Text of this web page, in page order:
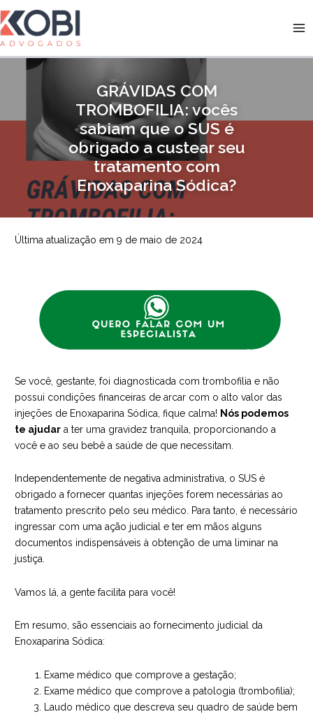
para
o
conteúdo
GRÁVIDAS COM
TROMBOFILIA: vocês
sabiam que o SUS é
obrigado a custear seu
tratamento com
Enoxaparina Sódica?
Última atualização em 9 de maio de 2024
Se você, gestante, foi diagnosticada com trombofilia e não
possui condições financeiras de arcar com o alto valor das
injeções de Enoxaparina Sódica, fique calma! Nós podemos
te ajudar a ter uma gravidez tranquila, proporcionando a
você e ao seu bebê a saúde de que necessitam.
Independentemente de negativa administrativa, o SUS é
obrigado a fornecer quantas injeções forem necessárias ao
tratamento prescrito pelo seu médico. Para tanto, é necessário
ingressar com uma ação judicial e ter em mãos alguns
documentos indispensáveis à obtenção de uma liminar na
justiça.
Vamos lá, a gente facilita para você!
Em resumo, são essenciais ao fornecimento judicial da
Enoxaparina Sódica:
Exame médico que comprove a gestação;
Exame médico que comprove a patologia (trombofilia);
Laudo médico que descreva seu quadro de saúde bem